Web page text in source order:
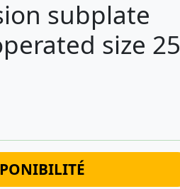
subplate
size 25